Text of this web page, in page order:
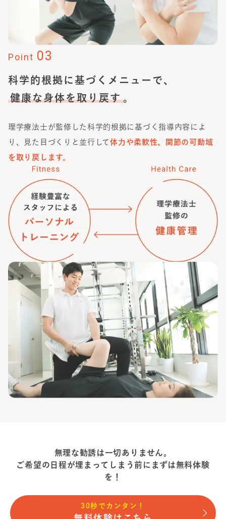
科学的根拠に基づくメニューで、
健康な身体を取り戻す 。
Point 03
理学療法士が監修した科学的根拠に基づく指導内容によ
り、見た目づくりと並行して体力や柔軟性、関節の可動域
を取り戻します。
無理な勧誘は一切ありません。
ご希望の日程が埋まってしまう前に まずは無料体験
を！
30秒でカンタン！